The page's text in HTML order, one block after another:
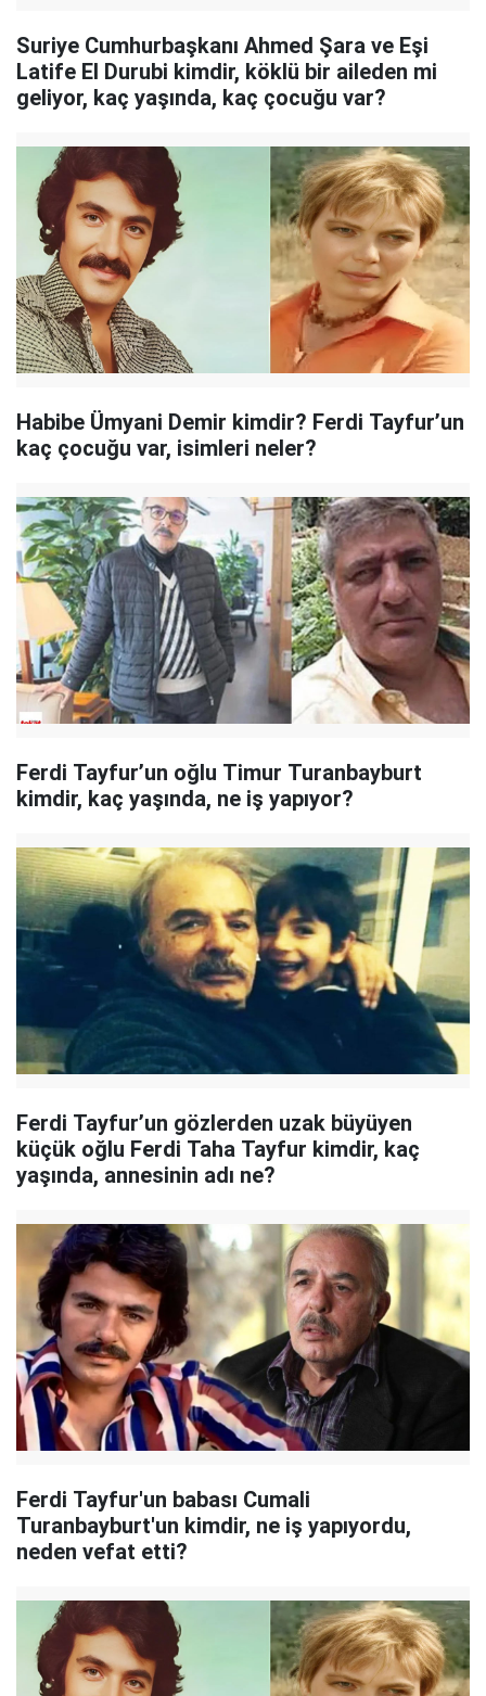
Suriye Cumhurbaşkanı Ahmed Şara ve Eşi
Latife El Durubi kimdir, köklü bir aileden mi
geliyor, kaç yaşında, kaç çocuğu var?
Habibe Ümyani Demir kimdir? Ferdi Tayfur’un
kaç çocuğu var, isimleri neler?
Ferdi Tayfur’un oğlu Timur Turanbayburt
kimdir, kaç yaşında, ne iş yapıyor?
Ferdi Tayfur’un gözlerden uzak büyüyen
küçük oğlu Ferdi Taha Tayfur kimdir, kaç
yaşında, annesinin adı ne?
Ferdi Tayfur'un babası Cumali
Turanbayburt'un kimdir, ne iş yapıyordu,
neden vefat etti?